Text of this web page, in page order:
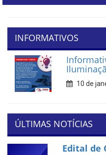
INFORMATIVOS
10 de
ÚLTIMAS NOTÍCIAS
Edital de